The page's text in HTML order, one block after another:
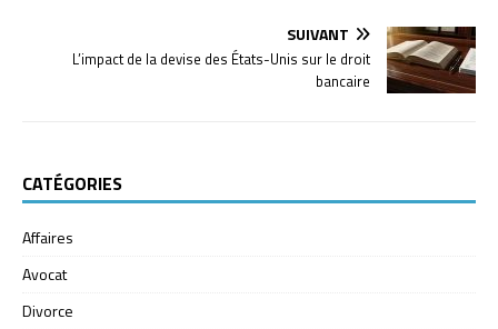
SUIVANT
L’impact de la devise des États-Unis sur le droit
bancaire
CATÉGORIES
Affaires
Avocat
Divorce